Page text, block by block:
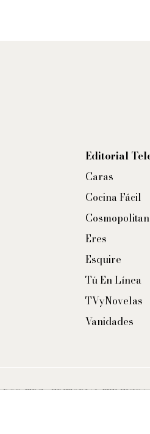
Editorial
Caras
Cocina Fácil
Cosmopolitan
Eres
Esquire
Tú En Línea
TVyNovelas
Vanidades
TBG - EDITORIAL